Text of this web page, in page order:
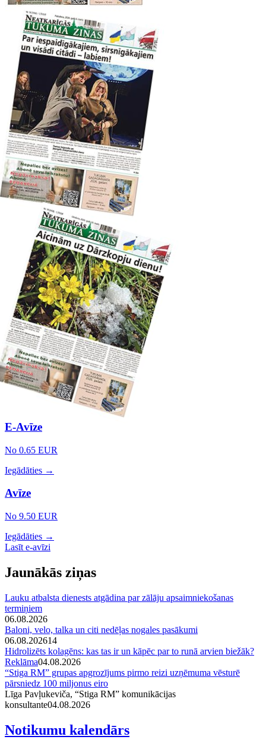
E-Avīze
No 0.65 EUR
Iegādāties →
Avīze
No 9.50 EUR
Iegādāties →
Lasīt e-avīzi
Jaunākās ziņas
Lauku atbalsta dienests atgādina par zālāju apsaimniekošanas
termiņiem
06.08.2026
Baloni, velo, talka un citi nedēļas nogales pasākumi
06.08.202614
Hidrolizēts kolagēns: kas tas ir un kāpēc par to runā arvien biežāk?
Reklāma04.08.2026
“Stiga RM” grupas apgrozījums pirmo reizi uzņēmuma vēsturē
pārsniedz 100 miljonus eiro
Līga Pavļukeviča, “Stiga RM” komunikācijas
konsultante04.08.2026
Notikumu kalendārs